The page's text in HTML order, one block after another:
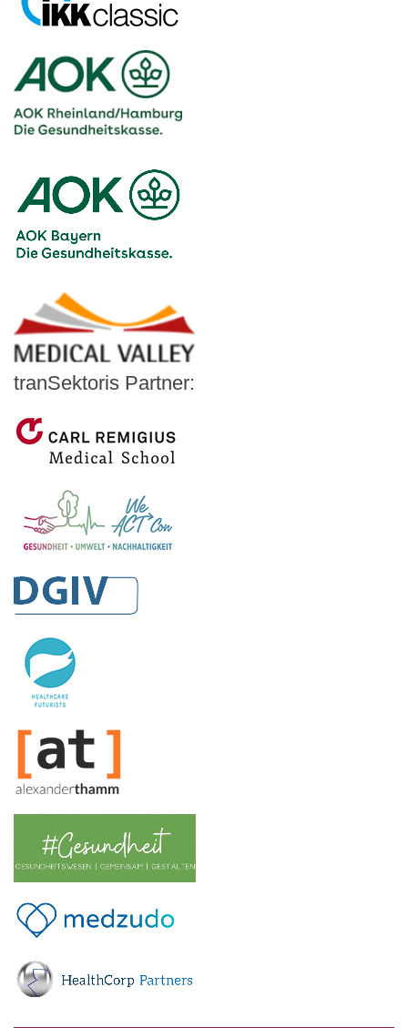
Logo – IKK_Classic
Logo – AOK Rheinland/Hamburg
Logo – AOK Bayern
Logo - Medicalvalley
tranSektoris Partner:
Carl Remigius Medical School
WeACT Con
DGIV
HealthCare Futurists
Alexander Thamm GmbH
Hashtag Gesundheit
medzudo
HealthCorp Partners